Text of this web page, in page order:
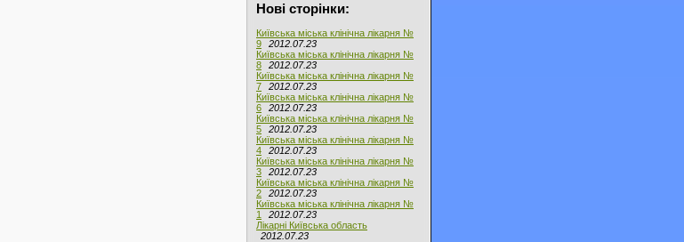
Нові сторінки:
Київська міська клінічна лікарня №
9
2012.07.23
Київська міська клінічна лікарня №
8
2012.07.23
Київська міська клінічна лікарня №
7
2012.07.23
Київська міська клінічна лікарня №
6
2012.07.23
Київська міська клінічна лікарня №
5
2012.07.23
Київська міська клінічна лікарня №
4
2012.07.23
Київська міська клінічна лікарня №
3
2012.07.23
Київська міська клінічна лікарня №
2
2012.07.23
Київська міська клінічна лікарня №
1
2012.07.23
Лікарні Київська область
2012.07.23